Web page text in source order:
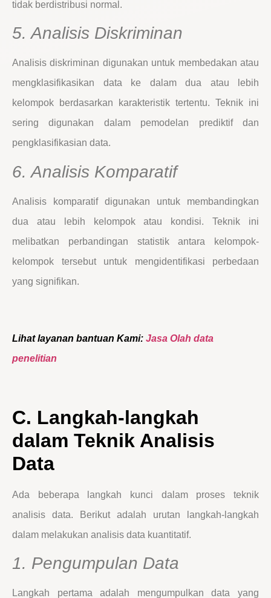
tidak berdistribusi normal.
5. Analisis Diskriminan
Analisis diskriminan digunakan untuk membedakan atau
mengklasifikasikan data ke dalam dua atau lebih
kelompok berdasarkan karakteristik tertentu. Teknik ini
sering digunakan dalam pemodelan prediktif dan
pengklasifikasian data.
6. Analisis Komparatif
Analisis komparatif digunakan untuk membandingkan
dua atau lebih kelompok atau kondisi. Teknik ini
melibatkan perbandingan statistik antara kelompok-
kelompok tersebut untuk mengidentifikasi perbedaan
yang signifikan.
Lihat layanan bantuan Kami: Jasa Olah data
penelitian
C. Langkah-langkah
dalam Teknik Analisis
Data
Ada beberapa langkah kunci dalam proses teknik
analisis data. Berikut adalah urutan langkah-langkah
dalam melakukan analisis data kuantitatif.
1. Pengumpulan Data
Langkah pertama adalah mengumpulkan data yang